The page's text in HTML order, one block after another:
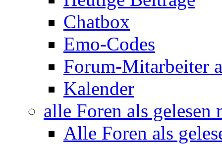
Chatbox
Emo-Codes
Forum-Mitarbeiter
Kalender
alle Foren als gelesen
Alle Foren als